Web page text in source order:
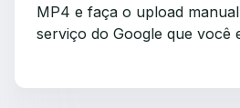
MP4 e faça o upload
serviço do Google que você